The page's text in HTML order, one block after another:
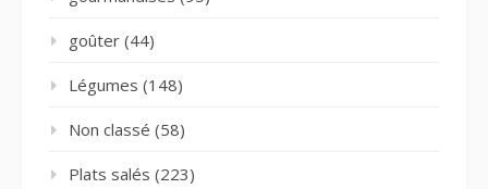
goûter (44)
Légumes (148)
Non classé (58)
Plats salés (223)